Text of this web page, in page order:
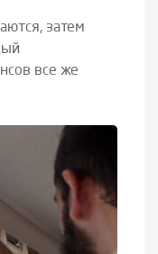
затем
все же